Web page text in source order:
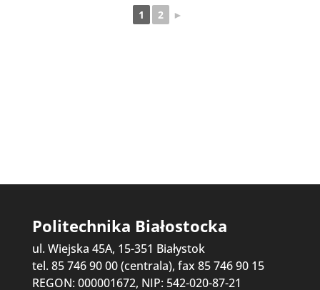
1 2 ►
Politechnika Białostocka
ul. Wiejska 45A, 15-351 Białystok
tel. 85 746 90 00 (centrala), fax 85 746 90 15
REGON: 000001672, NIP: 542-020-87-21